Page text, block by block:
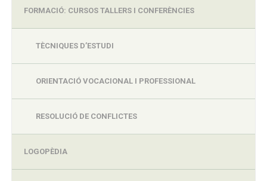
FORMACIÓ: CURSOS TALLERS I CONFERÈNCIES
TÈCNIQUES D’ESTUDI
ORIENTACIÓ VOCACIONAL I PROFESSIONAL
RESOLUCIÓ DE CONFLICTES
LOGOPÈDIA